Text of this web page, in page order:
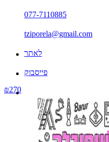
077-7110885
tziporela@gmail.com
לאתר
פייסבוק
₪270